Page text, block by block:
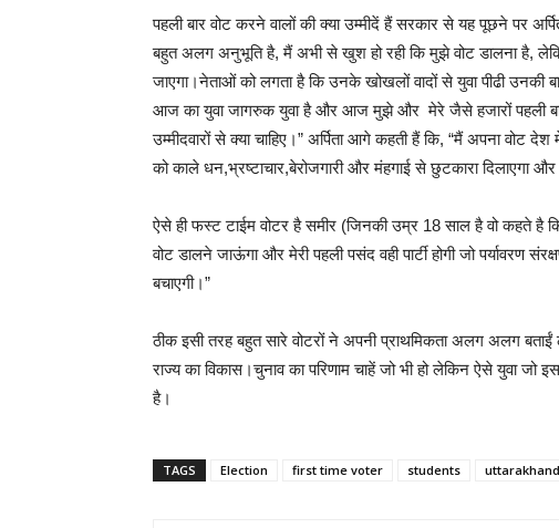
पहली बार वोट करने वालों की क्या उम्मीदें हैं सरकार से यह पूछने पर
बहुत अलग अनुभूति है, मैं अभी से खुश हो रही कि मुझे वोट डालना है,
जाएगा।नेताओं को लगता है कि उनके खोखलों वादों से युवा पीढी उनकी
आज का युवा जागरुक युवा है और आज मुझे और मेरे जैसे हजारों पहली
उम्मीदवारों से क्या चाहिए।” अर्पिता आगे कहती हैं कि, “मैं अपना वोट
को काले धन,भ्रष्टाचार,बेरोजगारी और मंहगाई से छुटकारा दिलाएगा और
ऐसे ही फस्ट टाईम वोटर है समीर (जिनकी उम्र 18 साल है वो कहते है
वोट डालने जाऊंगा और मेरी पहली पसंद वही पार्टी होगी जो पर्यावरण
बचाएगी।”
ठीक इसी तरह बहुत सारे वोटरों ने अपनी प्राथमिकता अलग अलग
राज्य का विकास।चुनाव का परिणाम चाहें जो भी हो लेकिन ऐसे युवा
है।
TAGS Election first time voter students uttarakhand